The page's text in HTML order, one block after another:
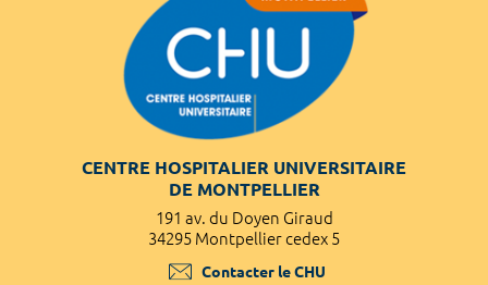
CENTRE HOSPITALIER UNIVERSITAIRE
DE MONTPELLIER
191 av. du Doyen Giraud
34295 Montpellier cedex 5
Contacter le CHU